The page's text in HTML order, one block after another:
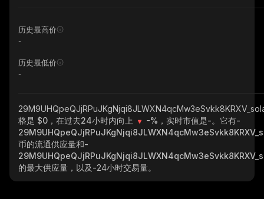
历史最高价
-
历史最低价
-
格是 $0，在过去24小时内向上
-% ，实时市值是-。它有-
币的流通供应量和-
的最大供应量，以及-24小时交易量。